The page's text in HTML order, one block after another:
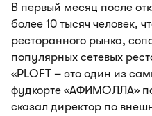
В первый месяц после
более 10 тысяч человек,
ресторанного рынка,
популярных сетевых
«PLOFT – это один из
фудкорте «АФИМОЛЛА»
сказал директор по